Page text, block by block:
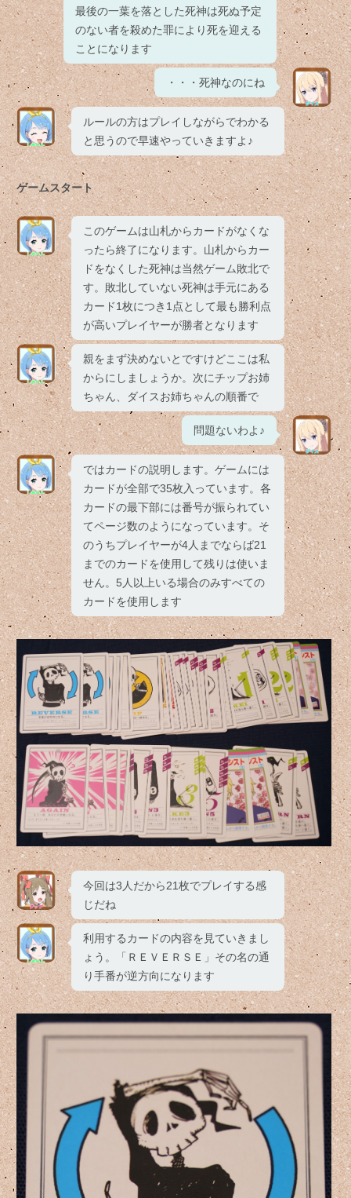
最後の一葉を落とした死神は死ぬ予定
のない者を殺めた罪により死を迎える
ことになります
・・・死神なのにね
ルールの方はプレイしながらでわかる
と思うので早速やっていきますよ♪
ゲームスタート
このゲームは山札からカードがなくな
ったら終了になります。山札からカー
ドをなくした死神は当然ゲーム敗北で
す。敗北していない死神は手元にある
カード1枚につき1点として最も勝利点
が高いプレイヤーが勝者となります
親をまず決めないとですけどここは私
からにしましょうか。次にチップお姉
ちゃん、ダイスお姉ちゃんの順番で
問題ないわよ♪
ではカードの説明します。ゲームには
カードが全部で35枚入っています。各
カードの最下部には番号が振られてい
てページ数のようになっています。そ
のうちプレイヤーが4人までならば21
までのカードを使用して残りは使いま
せん。5人以上いる場合のみすべての
カードを使用します
今回は3人だから21枚でプレイする感
じだね
利用するカードの内容を見ていきまし
ょう。「ＲＥＶＥＲＳＥ」その名の通
り手番が逆方向になります